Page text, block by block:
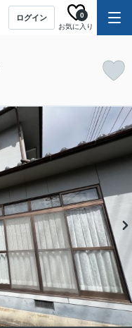
ログイン
お気に入り
0